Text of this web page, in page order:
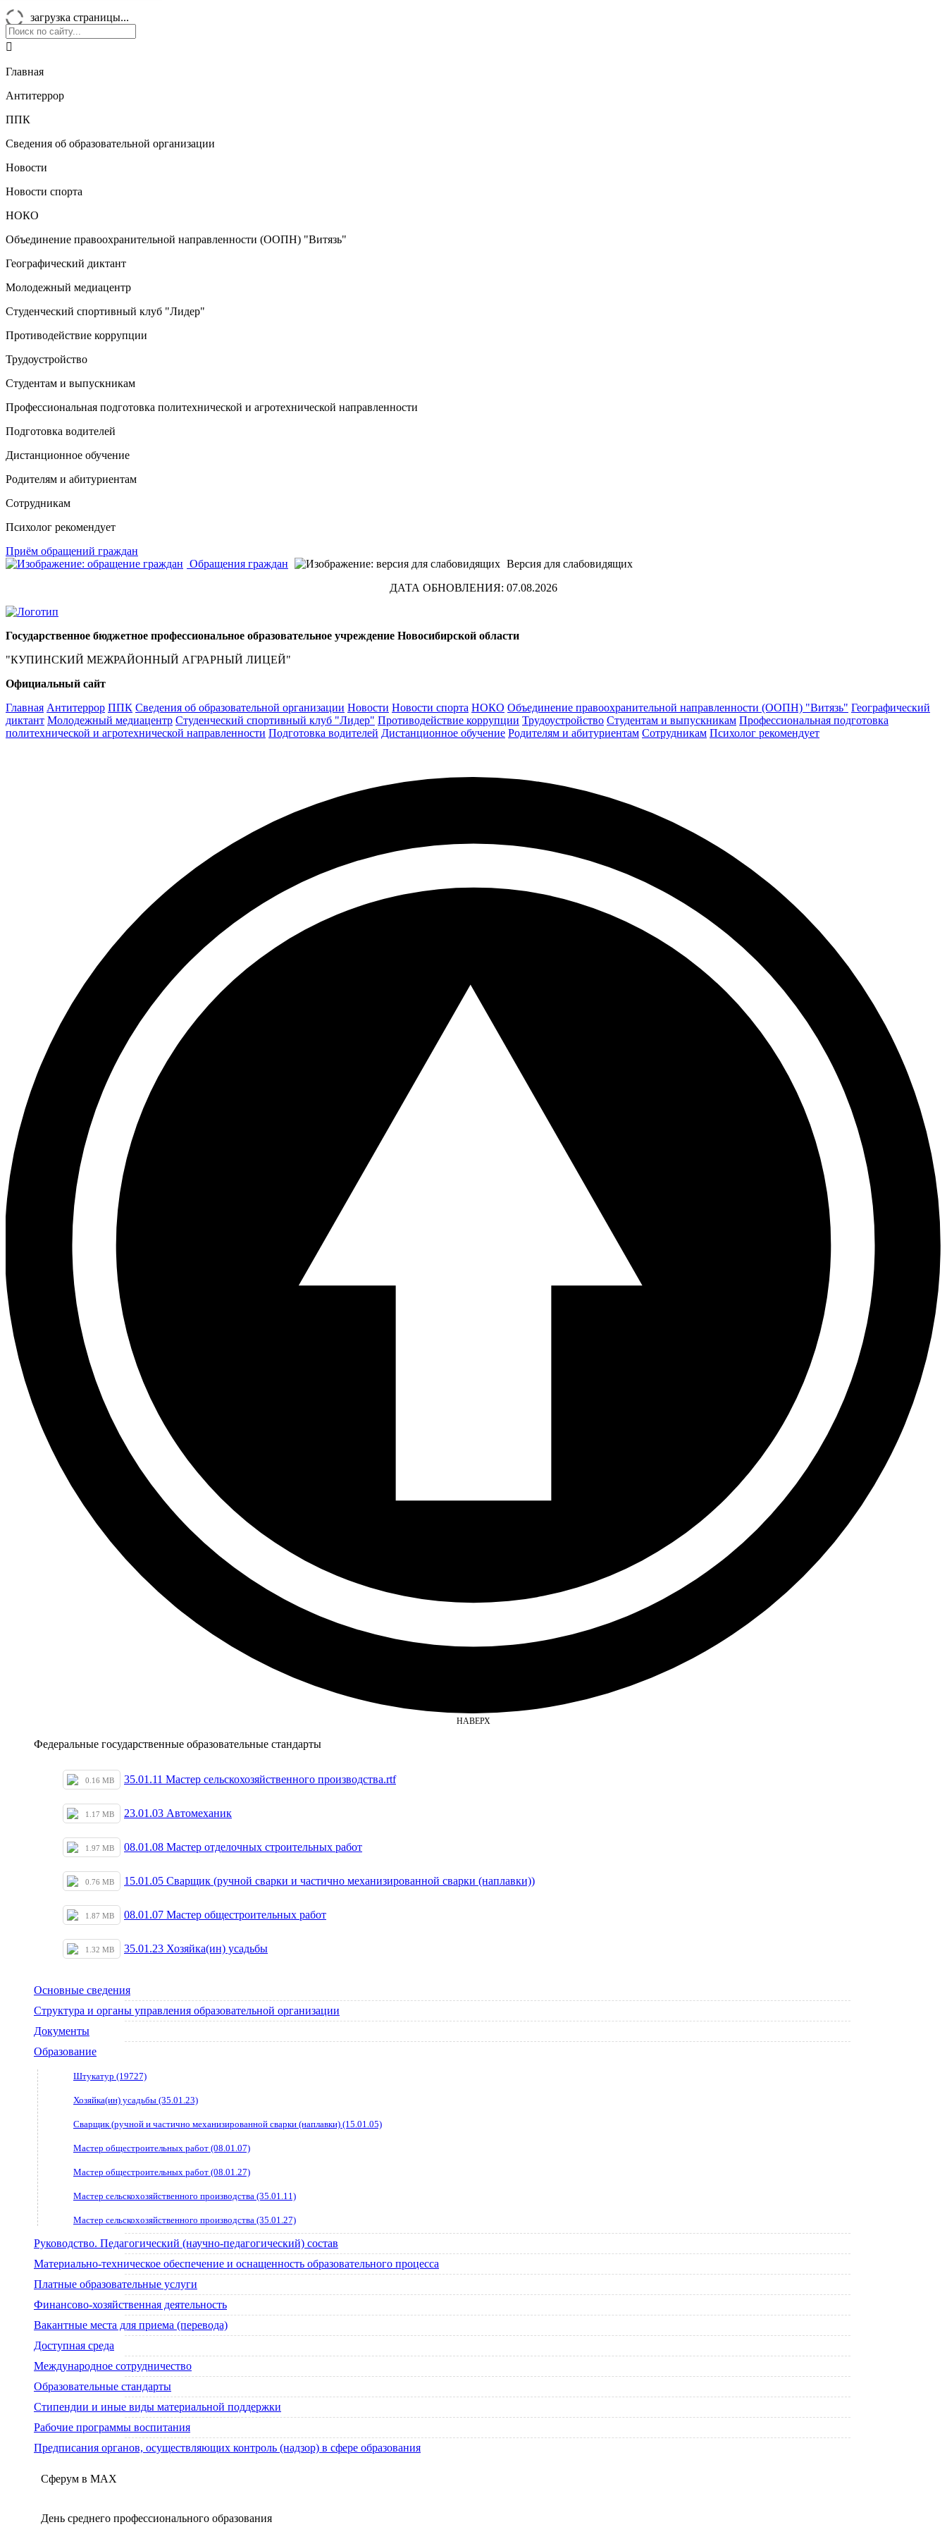
загрузка страницы...

Главная
Антитеррор
ППК
Сведения об образовательной организации
Новости
Новости спорта
НОКО
Объединение правоохранительной направленности (ООПН) "Витязь"
Географический диктант
Молодежный медиацентр
Студенческий спортивный клуб "Лидер"
Противодействие коррупции
Трудоустройство
Студентам и выпускникам
Профессиональная подготовка политехнической и агротехнической направленности
Подготовка водителей
Дистанционное обучение
Родителям и абитуриентам
Сотрудникам
Психолог рекомендует
Приём обращений граждан
Обращения граждан
Версия для слабовидящих
ДАТА ОБНОВЛЕНИЯ: 07.08.2026
Государственное бюджетное профессиональное образовательное учреждение Новосибирской области
"КУПИНСКИЙ МЕЖРАЙОННЫЙ АГРАРНЫЙ ЛИЦЕЙ"
Официальный сайт
Главная Антитеррор ППК Сведения об образовательной организации Новости Новости спорта НОКО Объединение правоохранительной направленности (ООПН) "Витязь" Географический
диктант Молодежный медиацентр Студенческий спортивный клуб "Лидер" Противодействие коррупции Трудоустройство Студентам и выпускникам Профессиональная подготовка
политехнической и агротехнической направленности Подготовка водителей Дистанционное обучение Родителям и абитуриентам Сотрудникам Психолог рекомендует
НАВЕРХ
Федеральные государственные образовательные стандарты
0.16 MB 35.01.11 Мастер сельскохозяйственного производства.rtf
1.17 MB 23.01.03 Автомеханик
1.97 MB 08.01.08 Мастер отделочных строительных работ
0.76 MB 15.01.05 Сварщик (ручной сварки и частично механизированной сварки (наплавки))
1.87 MB 08.01.07 Мастер общестроительных работ
1.32 MB 35.01.23 Хозяйка(ин) усадьбы
Основные сведения
Структура и органы управления образовательной организации
Документы
Образование
Штукатур (19727)
Хозяйка(ин) усадьбы (35.01.23)
Сварщик (ручной и частично механизированной сварки (наплавки) (15.01.05)
Мастер общестроительных работ (08.01.07)
Мастер общестроительных работ (08.01.27)
Мастер сельскохозяйственного производства (35.01.11)
Мастер сельскохозяйственного производства (35.01.27)
Руководство. Педагогический (научно-педагогический) состав
Материально-техническое обеспечение и оснащенность образовательного процесса
Платные образовательные услуги
Финансово-хозяйственная деятельность
Вакантные места для приема (перевода)
Доступная среда
Международное сотрудничество
Образовательные стандарты
Стипендии и иные виды материальной поддержки
Рабочие программы воспитания
Предписания органов, осуществляющих контроль (надзор) в сфере образования
Сферум в МАX
День среднего профессионального образования